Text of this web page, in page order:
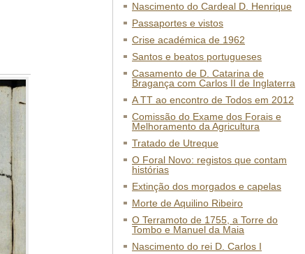
Nascimento do Cardeal D. Henrique
Passaportes e vistos
Crise académica de 1962
Santos e beatos portugueses
Casamento de D. Catarina de
Bragança com Carlos II de Inglaterra
A TT ao encontro de Todos em 2012
Comissão do Exame dos Forais e
Melhoramento da Agricultura
Tratado de Utreque
O Foral Novo: registos que contam
histórias
Extinção dos morgados e capelas
Morte de Aquilino Ribeiro
O Terramoto de 1755, a Torre do
Tombo e Manuel da Maia
Nascimento do rei D. Carlos I